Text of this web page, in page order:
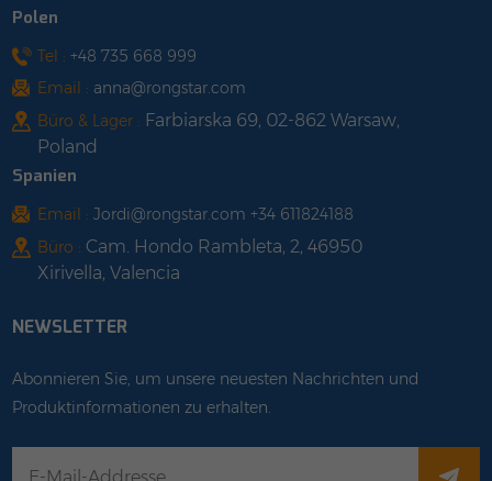
Polen
Tel : +48 735 668 999
Email : anna@rongstar.com
Büro & Lager : Farbiarska 69, 02-862 Warsaw,
Poland
Spanien
Email : Jordi@rongstar.com +34 611824188
Büro : Cam. Hondo Rambleta, 2, 46950
Xirivella, Valencia
NEWSLETTER
Abonnieren Sie, um unsere neuesten Nachrichten und
Produktinformationen zu erhalten.